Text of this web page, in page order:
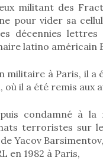
militant des
pour vider sa
décennies
latino américain
militaire à Paris, il
où il a été remis aux
condamné à
terroristes sur
Yacov
en 1982 à Paris,